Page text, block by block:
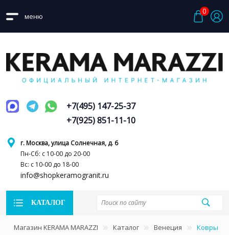
меню
0
г. Москва, улица Солнечная, д. 6
Пн-Сб: с 10-00 до 20-00
Вс: с 10-00 до 18-00
info@shopkeramogranit.ru
+7(495) 147-25-37
+7(925) 851-11-10
КАТАЛОГ
Магазин KERAMA MARAZZI Каталог Венеция Ковры